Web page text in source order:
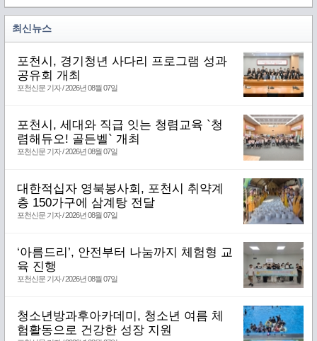
최신뉴스
포천시, 경기청년 사다리 프로그램 성과
공유회 개최
포천신문 기자 / 2026년 08월 07일
포천시, 세대와 직급 잇는 청렴교육 `청
렴해듀오! 골든벨` 개최
포천신문 기자 / 2026년 08월 07일
대한적십자 영북봉사회, 포천시 취약계
층 150가구에 삼계탕 전달
포천신문 기자 / 2026년 08월 07일
‘아름드리’, 안전부터 나눔까지 체험형 교
육 진행
포천신문 기자 / 2026년 08월 07일
청소년방과후아카데미, 청소년 여름 체
험활동으로 건강한 성장 지원